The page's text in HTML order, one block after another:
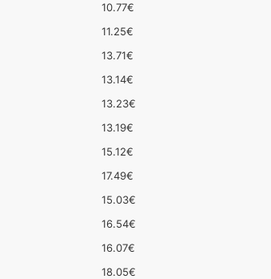
10.77€
11.25€
13.71€
13.14€
13.23€
13.19€
15.12€
17.49€
15.03€
16.54€
16.07€
18.05€